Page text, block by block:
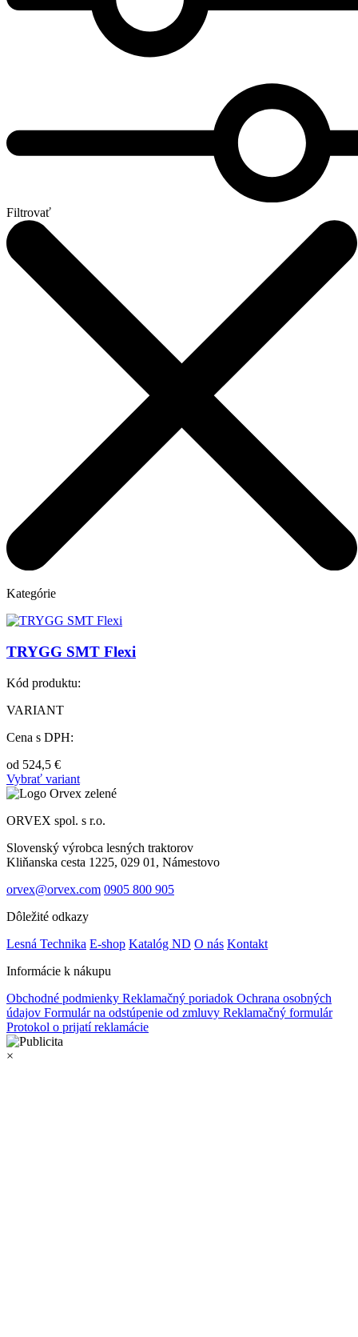
Filtrovať
Kategórie
TRYGG SMT Flexi
Kód produktu:
VARIANT
Cena s DPH:
od 524,5 €
Vybrať variant
ORVEX spol. s r.o.
Slovenský výrobca lesných traktorov
Kliňanska cesta 1225, 029 01, Námestovo
orvex@orvex.com 0905 800 905
Dôležité odkazy
Lesná Technika E-shop Katalóg ND O nás Kontakt
Informácie k nákupu
Obchodné podmienky Reklamačný poriadok Ochrana osobných
údajov Formulár na odstúpenie od zmluvy Reklamačný formulár
Protokol o prijatí reklamácie
×